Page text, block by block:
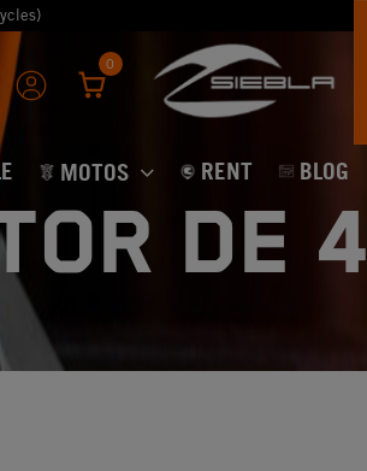
0
MOTOS RENT BLOG
DE 4